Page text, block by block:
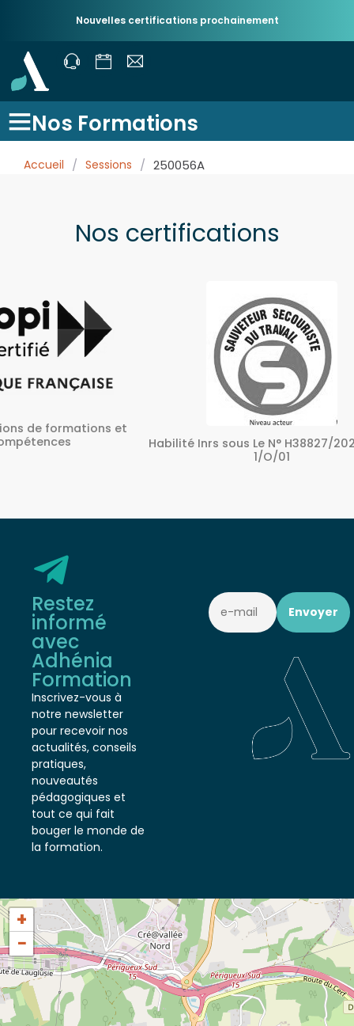
Nouvelles certifications prochainement
Nos Formations
Accueil / Sessions / 250056A
Nos certifications
et
Habilité Inrs sous Le N° H38827/2022/SST-
Restez
informé
avec
Adhénia
Formation
Inscrivez-vous à
notre newsletter
pour recevoir nos
actualités, conseils
pratiques,
nouveautés
pédagogiques et
tout ce qui fait
bouger le monde de
la formation.
+
−